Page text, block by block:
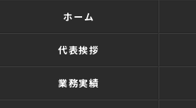
ホーム
代表挨拶
業務実績